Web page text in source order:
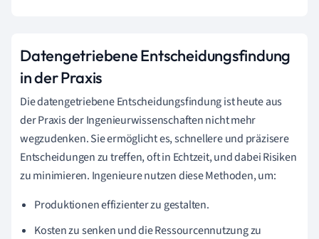
Datengetriebene Entscheidungsfindung
in der Praxis
Die datengetriebene Entscheidungsfindung ist heute aus
der Praxis der Ingenieurwissenschaften nicht mehr
wegzudenken. Sie ermöglicht es, schnellere und präzisere
Entscheidungen zu treffen, oft in Echtzeit, und dabei Risiken
zu minimieren. Ingenieure nutzen diese Methoden, um:
Produktionen effizienter zu gestalten.
Kosten zu senken und die Ressourcennutzung zu